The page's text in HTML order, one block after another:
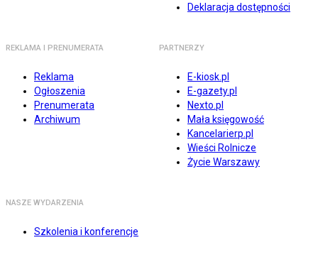
Deklaracja dostępności
REKLAMA I PRENUMERATA
Reklama
Ogłoszenia
Prenumerata
Archiwum
PARTNERZY
E-kiosk.pl
E-gazety.pl
Nexto.pl
Mała księgowość
Kancelarierp.pl
Wieści Rolnicze
Życie Warszawy
NASZE WYDARZENIA
Szkolenia i konferencje